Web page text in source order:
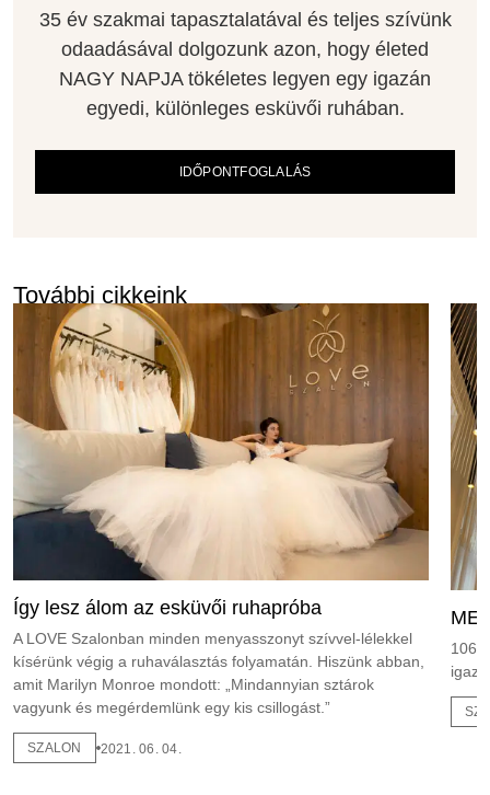
35 év szakmai tapasztalatával és teljes szívünk
odaadásával dolgozunk azon, hogy életed
NAGY NAPJA tökéletes legyen egy igazán
egyedi, különleges esküvői ruhában.
IDŐPONTFOGLALÁS
További cikkeink
Így lesz álom az esküvői ruhapróba
A LOVE Szalonban minden menyasszonyt szívvel-lélekkel
kísérünk végig a ruhaválasztás folyamatán. Hiszünk abban,
amit Marilyn Monroe mondott: „Mindannyian sztárok
vagyunk és megérdemlünk egy kis csillogást.”
SZALON 2021. 06. 04.
1065
igazi